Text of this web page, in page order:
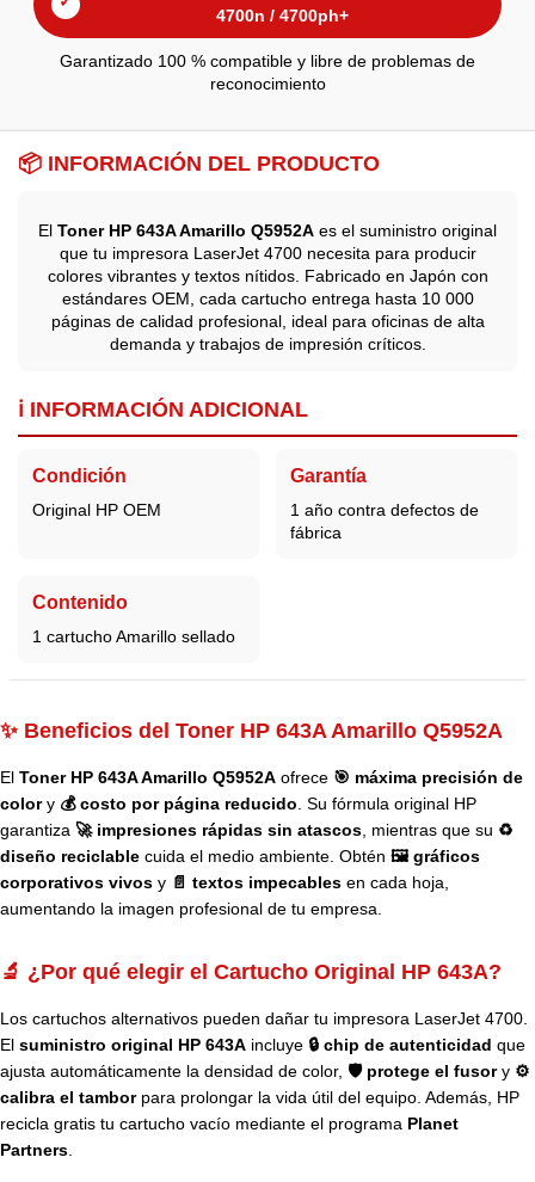
4700n / 4700ph+
Garantizado 100 % compatible y libre de problemas de
reconocimiento
📦 INFORMACIÓN DEL PRODUCTO
El Toner HP 643A Amarillo Q5952A es el suministro original
que tu impresora LaserJet 4700 necesita para producir
colores vibrantes y textos nítidos. Fabricado en Japón con
estándares OEM, cada cartucho entrega hasta 10 000
páginas de calidad profesional, ideal para oficinas de alta
demanda y trabajos de impresión críticos.
ℹ️ INFORMACIÓN ADICIONAL
Condición
Original HP OEM
Garantía
1 año contra defectos de
fábrica
Contenido
1 cartucho Amarillo sellado
✨ Beneficios del Toner HP 643A Amarillo Q5952A
El Toner HP 643A Amarillo Q5952A ofrece 🎯 máxima precisión de
colory 💰 costo por página reducido. Su fórmula original HP
garantiza 🚀 impresiones rápidas sin atascos, mientras que su ♻️
diseño reciclable cuida el medio ambiente. Obtén 🖼️ gráficos
corporativos vivos y 📄 textos impecables en cada hoja,
aumentando la imagen profesional de tu empresa.
🔬 ¿Por qué elegir el Cartucho Original HP 643A?
Los cartuchos alternativos pueden dañar tu impresora LaserJet 4700.
El suministro original HP 643A incluye 🔒 chip de autenticidad que
ajusta automáticamente la densidad de color, 🛡️ protege el fusory ⚙️
calibra el tamborpara prolongar la vida útil del equipo. Además, HP
recicla gratis tu cartucho vacío mediante el programa Planet
Partners.